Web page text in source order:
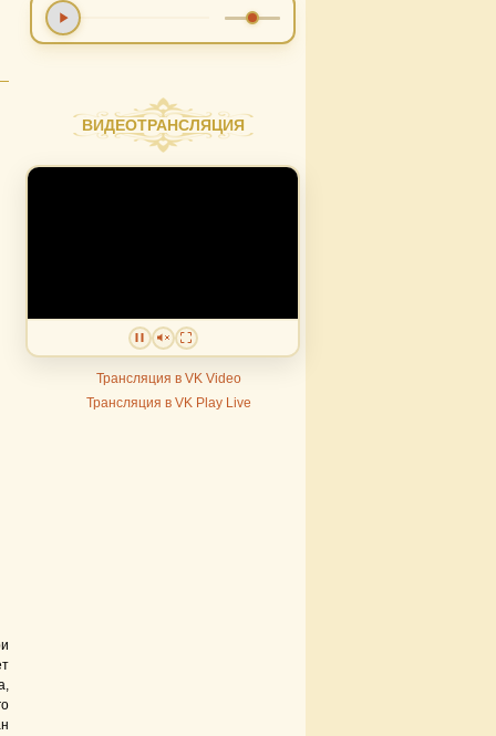
ВИДЕОТРАНСЛЯЦИЯ
Трансляция в VK Video
Трансляция в VK Play Live